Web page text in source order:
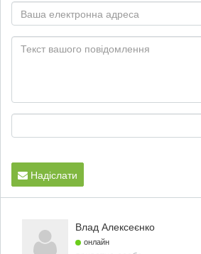
Надіслати
Влад Алексеєнко
онлайн